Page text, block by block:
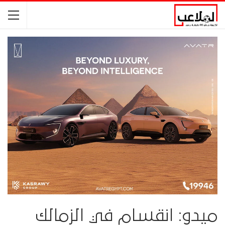
ميدو: انقسام في الزمالك